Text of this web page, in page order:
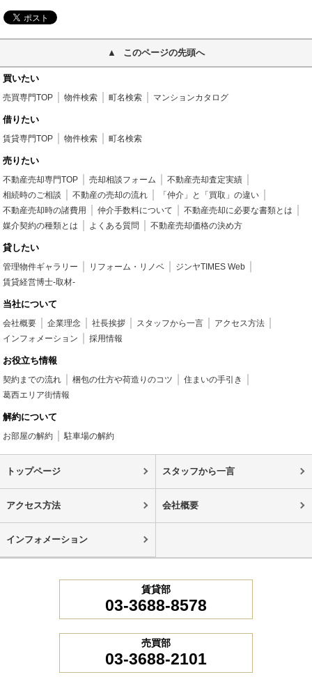
このページの先頭へ
買いたい
売買専門TOP 物件検索 町名検索 マンションカタログ
借りたい
賃貸専門TOP 物件検索 町名検索
売りたい
不動産売却専門TOP 売却相談フォーム
不動産売却査定実績
相続時のご相談
不動産の売却の流れ
「仲介」と「買取」の違い
不動産売却時の諸費用
仲介手数料について
不動産売却に必要な書類とは
媒介契約の種類とは
よくある質問 不動産売却価格の決め方
貸したい
管理物件ギャラリー リフォーム・リノベ
ジンヤTIMES Web
賃貸経営博士-取材-
当社について
会社概要 企業理念 社長挨拶 スタッフから一言
アクセス方法
インフォメーション
採用情報
お役立ち情報
契約までの流れ 梱包の仕方や荷造りのコツ
住まいの手引き
葛西エリア街情報
解約について
お部屋の解約 駐車場の解約
トップページ スタッフから一言
アクセス方法 会社概要
インフォメーション
賃貸部
03-3688-8578
売買部
03-3688-2101